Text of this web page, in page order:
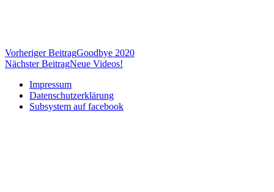
Beitragsnavigation
Vorheriger BeitragGoodbye 2020
Nächster BeitragNeue Videos!
Impressum
Datenschutzerklärung
Subsystem auf facebook